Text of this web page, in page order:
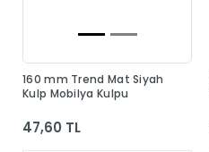
160 mm Trend Mat Siyah
Kulp Mobilya Kulpu
47,60 TL